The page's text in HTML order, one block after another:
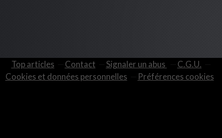
Top articles Contact Signaler un abus
C.G.U.
Cookies et données personnelles
Préférences cookies